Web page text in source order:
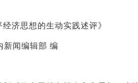
济思想的生动实践述评》
新闻编辑部 编